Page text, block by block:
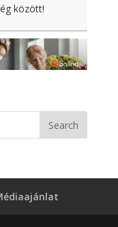
között!